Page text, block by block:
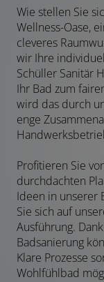
Wie stellen Sie
Wellness-Oase,
cleveres
wir Ihre
Schüller Sanitär
Ihr Bad zum
wird das durch
enge
Profitieren Sie
durchdachten
Ideen in unserer
Sie sich auf
Ausführung.
Badsanierung
Klare Prozesse
Wohlfühlbad